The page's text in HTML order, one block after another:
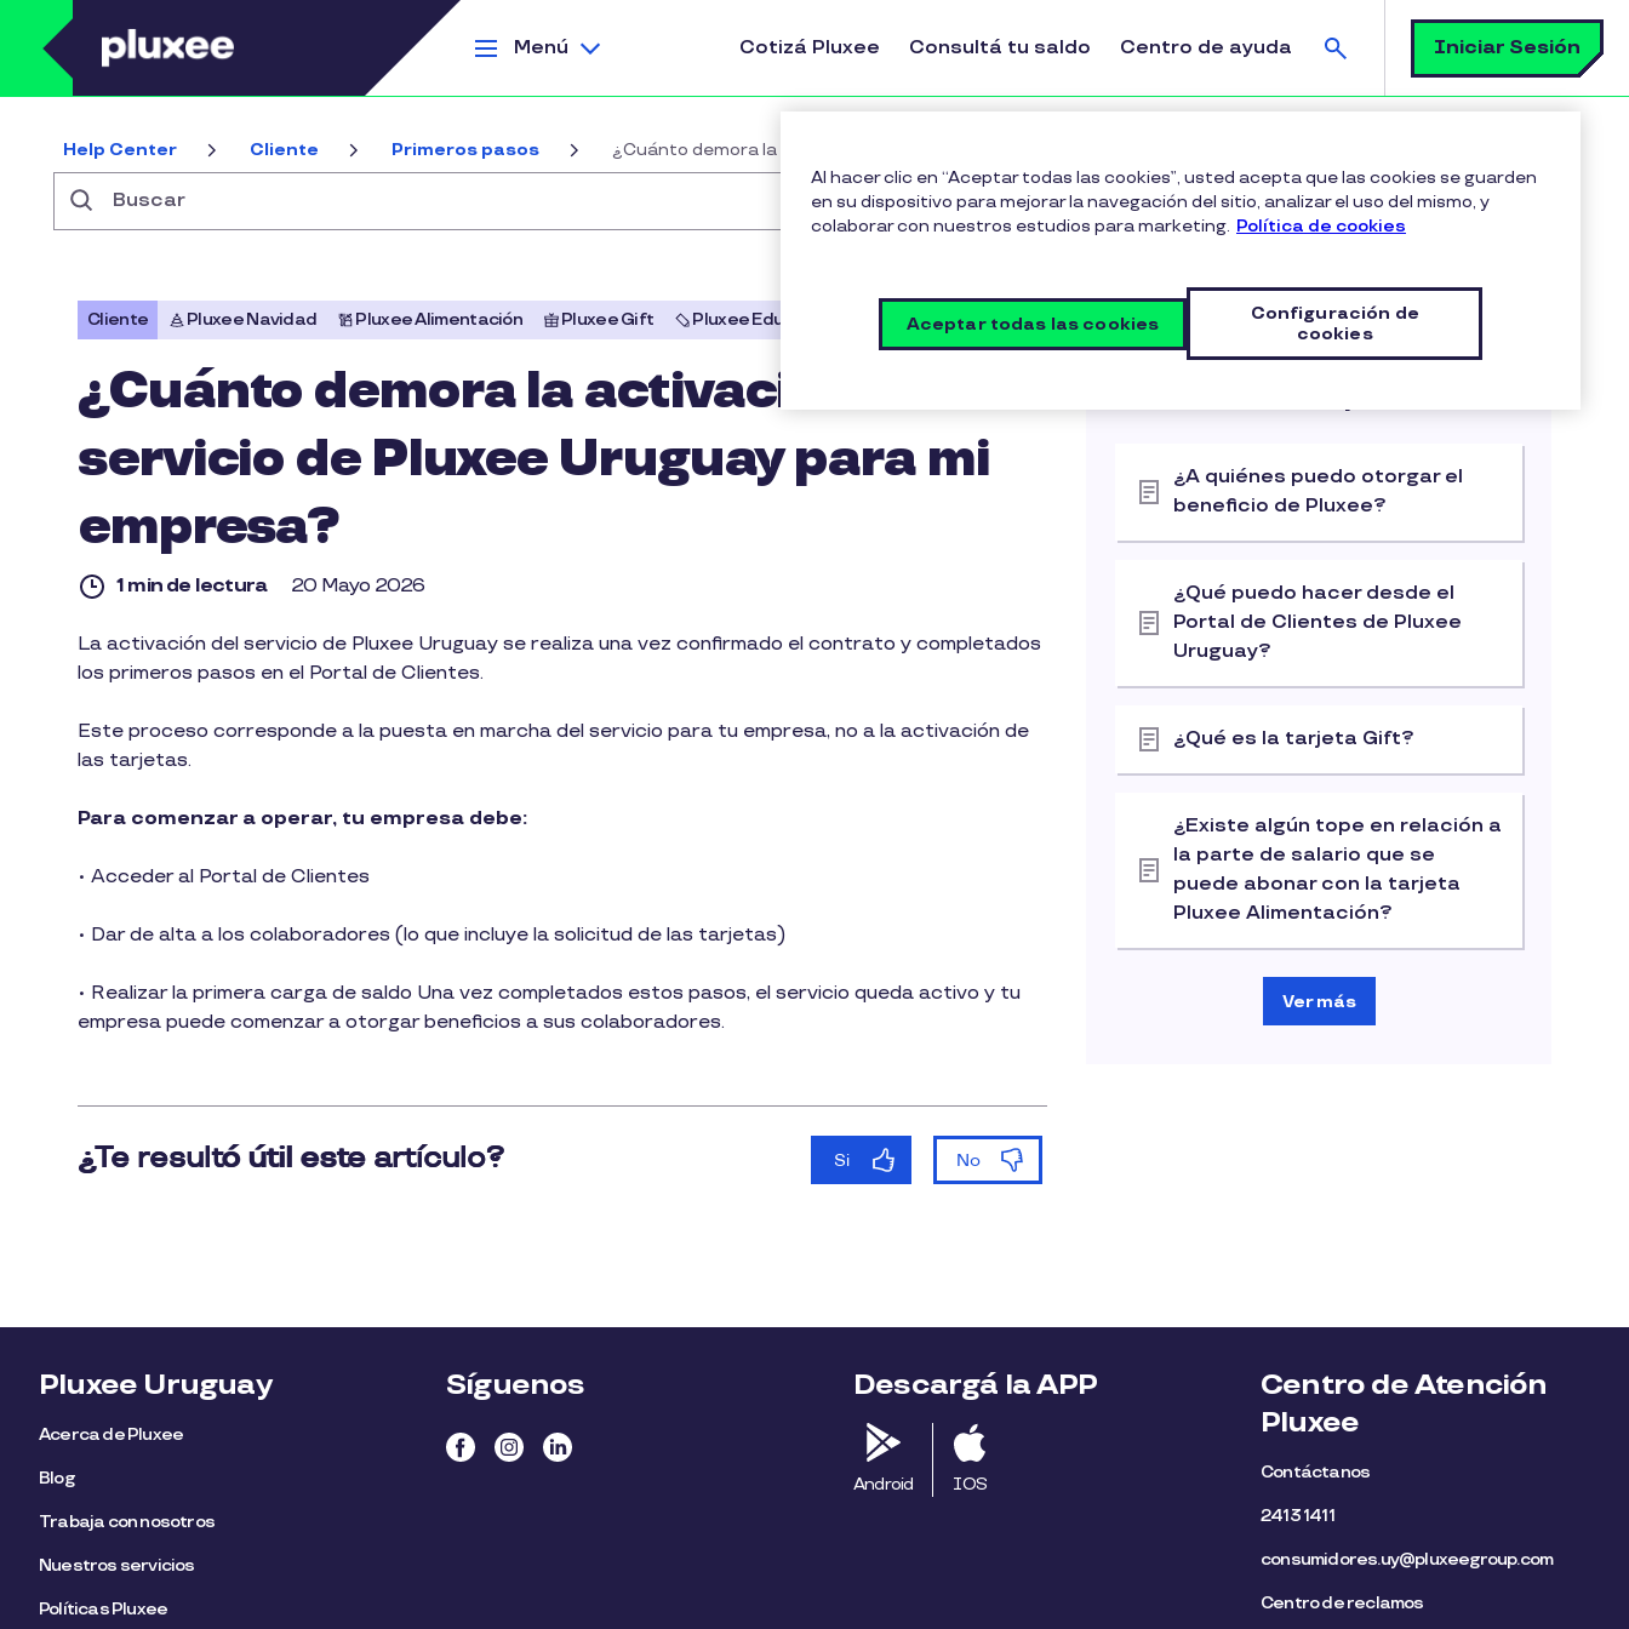
Pasar al contenido principal
Menú
Cotizá Pluxee Consultá tu saldo Centro de ayuda
Buscar
Iniciar Sesión
Help Center Cliente Primeros pasos ¿Cuánto demora la activación del servicio de Pluxee Uruguay para mi empresa?
Cliente Pluxee Navidad Pluxee Alimentación Pluxee Gift Pluxee Educación
¿Cuánto demora la activación del
servicio de Pluxee Uruguay para mi
empresa?
1 min de lectura 20 Mayo 2026
1
de
La activación del servicio de Pluxee Uruguay se realiza una vez confirmado el contrato y completados
los primeros pasos en el Portal de Clientes.
Este proceso corresponde a la puesta en marcha del servicio para tu empresa, no a la activación de
las tarjetas.
Para comenzar a operar, tu empresa debe:
• Acceder al Portal de Clientes
• Dar de alta a los colaboradores (lo que incluye la solicitud de las tarjetas)
• Realizar la primera carga de saldo Una vez completados estos pasos, el servicio queda activo y tu
empresa puede comenzar a otorgar beneficios a sus colaboradores.
Articulos en esta categoria
¿A quiénes puedo otorgar el
beneficio de Pluxee?
¿Qué puedo hacer desde el
Portal de Clientes de Pluxee
Uruguay?
¿Qué es la tarjeta Gift?
¿Existe algún tope en relación a
la parte de salario que se
puede abonar con la tarjeta
Pluxee Alimentación?
Ver más
Pluxee Uruguay
Acerca de Pluxee
Blog
Trabaja con nosotros
Nuestros servicios
Políticas Pluxee
Síguenos Descargá la APP
Android IOS
Centro de Atención
Pluxee
Contáctanos
2413 1411
consumidores.uy@pluxeegroup.com
Centro de reclamos
Al hacer clic en “Aceptar todas las cookies”, usted acepta que las cookies se guarden
en su dispositivo para mejorar la navegación del sitio, analizar el uso del mismo, y
colaborar con nuestros estudios para marketing. Política de cookies
Configuración de
cookies
Aceptar todas las cookies